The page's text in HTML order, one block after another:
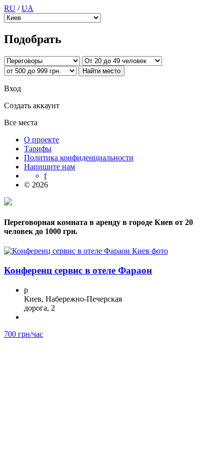
RU /UA
Подобрать
Вход
Создать аккаунт
Все места
О проекте
Тарифы
Политика конфиденциальности
Напишите нам
f
© 2026
Переговорная комната в аренду в городе Киев от 20
человек до 1000 грн.
Конференц сервис в отеле Фараон
p
Киев, Набережно-Печерская
дорога, 2
700 грн/час